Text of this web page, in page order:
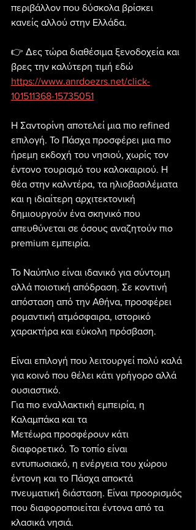
περιβάλλον που δύσκολα βρίσκει
κανείς αλλού στην Ελλάδα.
👉 Δες τώρα διαθέσιμα ξενοδοχεία και
βρες την καλύτερη τιμή εδώ
https://www.anrdoezrs.net/click-
101511368-15735051
Η Σαντορίνη αποτελεί μια πιο refined
επιλογή. Το Πάσχα προσφέρει μια πιο
ήρεμη εκδοχή του νησιού, χωρίς τον
έντονο τουρισμό του καλοκαιριού. Η
θέα στην καλντέρα, τα ηλιοβασιλέματα
και η ιδιαίτερη αρχιτεκτονική
δημιουργούν ένα σκηνικό που
απευθύνεται σε όσους αναζητούν πιο
premium εμπειρία.
Το Ναύπλιο είναι ιδανικό για σύντομη
αλλά ποιοτική απόδραση. Σε κοντινή
απόσταση από την Αθήνα, προσφέρει
ρομαντική ατμόσφαιρα, ιστορικό
χαρακτήρα και εύκολη πρόσβαση.
Είναι επιλογή που λειτουργεί πολύ καλά
για κοινό που θέλει κάτι γρήγορο αλλά
ουσιαστικό.
Για πιο εναλλακτική εμπειρία, η
Καλαμπάκα και τα
Μετέωρα προσφέρουν κάτι
διαφορετικό. Το τοπίο είναι
εντυπωσιακό, η ενέργεια του χώρου
έντονη και το Πάσχα αποκτά
πνευματική διάσταση. Είναι προορισμός
που διαφοροποιείται έντονα από τα
κλασικά νησιά.